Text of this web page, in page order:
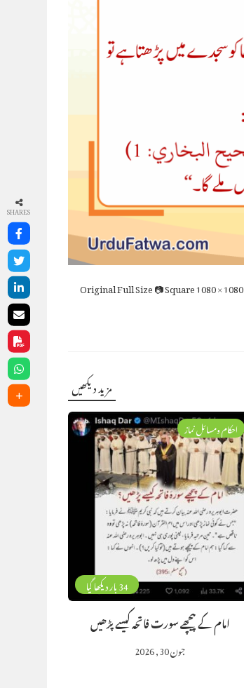
Full Size📷 Square1080 × 1080
مزید دیکھیں
34 بار دیکھا گیا
احکام ومسائل نماز
امام کے پیچھے سورت فاتحہ کیسے پڑھیں
جون 30, 2026
SHARES